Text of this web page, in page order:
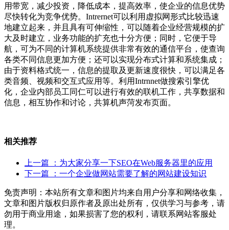
用带宽，减少投资，降低成本，提高效率，使企业的信息优势
尽快转化为竞争优势。Intrernet可以利用虚拟网形式比较迅速
地建立起来，并且具有可伸缩性，可以随着企业经营规模的扩
大及时建立，业务功能的扩充也十分方便；同时，它便于导
航，可为不同的计算机系统提供非常有效的通信平台，使查询
各类不同信息更加方便；还可以实现分布式计算和系统集成；
由于资料格式统一，信息的提取及更新速度很快，可以满足各
类音频、视频和交互式应用等。利用Intrnnet做搜索引擎优
化，企业内部员工同仁可以进行有效的联机工作，共享数据和
信息，相互协作和讨论，共算机声菏发布页面。
相关推荐
上一篇
：为大家分享一下SEO在Web服务器里的应用
下一篇
：一个企业做网站需要了解的网站建设知识
免责声明：本站所有文章和图片均来自用户分享和网络收集，
文章和图片版权归原作者及原出处所有，仅供学习与参考，请
勿用于商业用途，如果损害了您的权利，请联系网站客服处
理。